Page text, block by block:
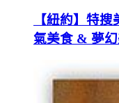
【紐約】特
氣美食 & 夢